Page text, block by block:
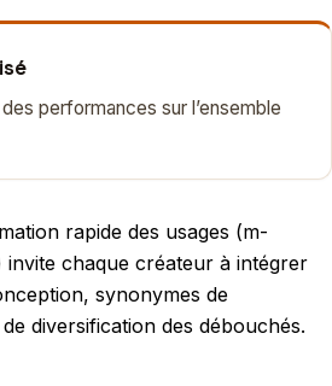
performances sur l’ensemble
rapide des usages (m-
chaque créateur à intégrer
synonymes de
diversification des débouchés.